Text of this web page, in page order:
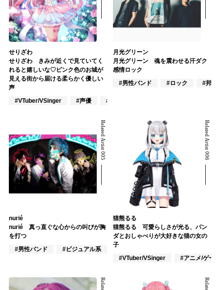
せりざわ
せりざわ きみが近くで見ていてく
れると嬉しいな♡ピンク色のお城が
見える街から届ける柔らかく優しい
声
#VTuber/VSinger
#声優 #アニメ/ゲーム
月光グリーン
月光グリーン 魂を震わせる汗ダク
感情ロック
#男性バンド
#ロック #邦ロ
Related Artist 005
nurié
nurié 真っ直ぐな心からの叫びが胸
を打つ
#男性バンド
#ビジュアル系 #ロック
Related Artist 006
猫熊るる
猫熊るる 可愛らしさが光る、パン
ダとおしゃべりが大好きな猫の女の
子
#VTuber/VSinger
#アニメ/ゲーム